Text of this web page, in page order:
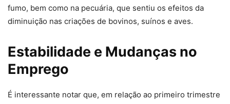
fumo, bem como na pecuária, que sentiu os efeitos da
diminuição nas criações de bovinos, suínos e aves.
Estabilidade e Mudanças no
Emprego
É interessante notar que, em relação ao primeiro trimestre